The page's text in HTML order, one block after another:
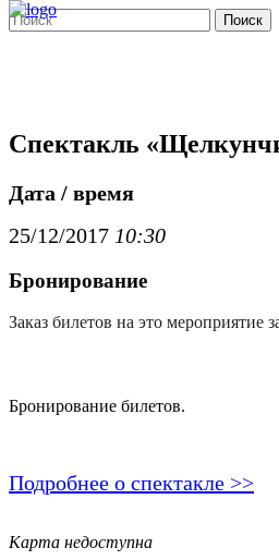
Поиск
Спектакль
Дата / время
25/12/2017 10:30
Бронирование
Заказ билетов на это мероприятие
Бронирование билетов.
Подробнее о спектакле >>
Карта недоступна